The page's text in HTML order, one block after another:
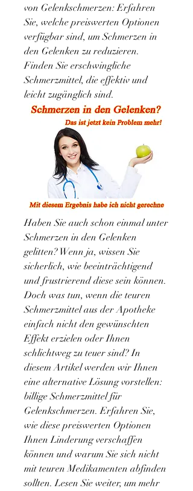
von Gelenkschmerzen: Erfahren
Sie, welche preiswerten Optionen
verfügbar sind, um Schmerzen in
den Gelenken zu reduzieren.
Finden Sie erschwingliche
Schmerzmittel, die effektiv und
leicht zugänglich sind.
Haben Sie auch schon einmal unter
Schmerzen in den Gelenken
gelitten? Wenn ja, wissen Sie
sicherlich, wie beeinträchtigend
und frustrierend diese sein können.
Doch was tun, wenn die teuren
Schmerzmittel aus der Apotheke
einfach nicht den gewünschten
Effekt erzielen oder Ihnen
schlichtweg zu teuer sind? In
diesem Artikel werden wir Ihnen
eine alternative Lösung vorstellen:
billige Schmerzmittel für
Gelenkschmerzen. Erfahren Sie,
wie diese preiswerten Optionen
Ihnen Linderung verschaffen
können und warum Sie sich nicht
mit teuren Medikamenten abfinden
sollten. Lesen Sie weiter, um mehr